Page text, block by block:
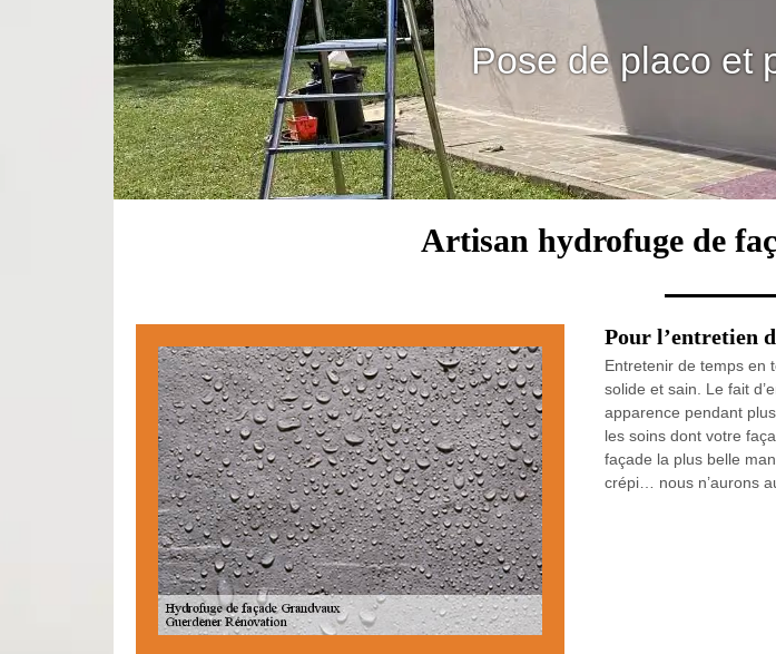
Pose de placo et
Artisan hydrofuge de
Pour l’entretien
Entretenir de temps en
solide et sain. Le fait
apparence pendant
les soins dont votre
façade la plus belle
crépi… nous n’aurons